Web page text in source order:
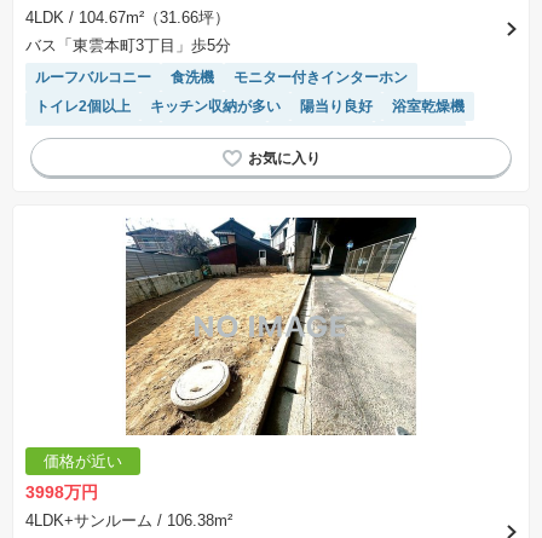
4LDK / 104.67m²（31.66坪）
バス「東雲本町3丁目」歩5分
ルーフバルコニー 食洗機
モニター付きインターホン
トイレ2個以上
キッチン収納が多い 陽当り良好
浴室乾燥機
システムキッチン
閑静な住宅地 対面キッチン 窓付き浴室
価格が近い
3998万円
4LDK+サンルーム / 106.38m²